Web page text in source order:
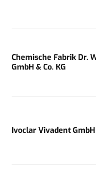
Chemische Fabrik Dr.
GmbH & Co. KG
Ivoclar Vivadent GmbH